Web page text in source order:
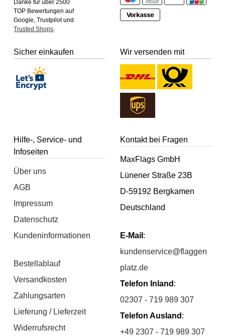
Danke für über 2500
TOP Bewertungen auf
Google, Trustpilot und
Trusted Shops.
Sicher einkaufen Wir versenden mit
Hilfe-, Service- und
Infoseiten
Über uns
AGB
Impressum
Datenschutz
Kundeninformationen
Bestellablauf
Versandkosten
Zahlungsarten
Lieferung / Lieferzeit
Widerrufsrecht
Kontakt bei Fragen
MaxFlags GmbH
Lünener Straße 23B
D-59192 Bergkamen
Deutschland
E-Mail :
kundenservice@flaggen
platz.de
Telefon Inland :
02307 - 719 989 307
Telefon Ausland :
+49 2307 - 719 989 307